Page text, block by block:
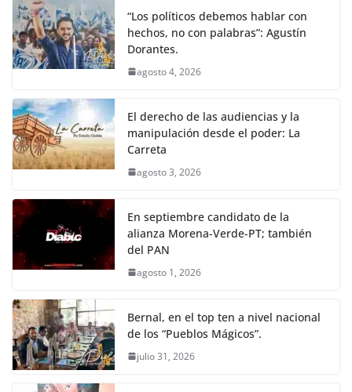
“Los políticos debemos hablar con
hechos, no con palabras”: Agustín
Dorantes.
agosto 4, 2026
El derecho de las audiencias y la
manipulación desde el poder: La
Carreta
agosto 3, 2026
En septiembre candidato de la
alianza Morena-Verde-PT; también
del PAN
agosto 1, 2026
Bernal, en el top ten a nivel nacional
de los “Pueblos Mágicos”.
julio 31, 2026